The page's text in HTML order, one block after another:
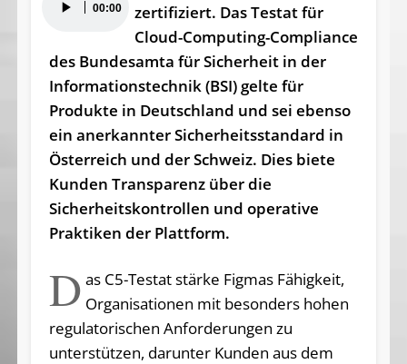
Player 00:00
zertifiziert. Das Testat für
Cloud-Computing-Compliance
des Bundesamta für Sicherheit in der
Informationstechnik (BSI) gelte für
Produkte in Deutschland und sei ebenso
ein anerkannter Sicherheitsstandard in
Österreich und der Schweiz. Dies biete
Kunden Transparenz über die
Sicherheitskontrollen und operative
Praktiken der Plattform.
D as C5-Testat stärke Figmas Fähigkeit,
Organisationen mit besonders hohen
regulatorischen Anforderungen zu
unterstützen, darunter Kunden aus dem